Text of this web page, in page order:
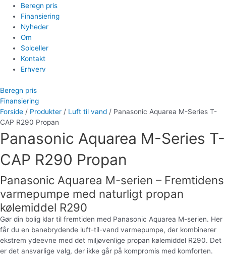
Beregn pris
Finansiering
Nyheder
Om
Solceller
Kontakt
Erhverv
Beregn pris
Finansiering
Forside / Produkter / Luft til vand / Panasonic Aquarea M-Series T-
CAP R290 Propan
Panasonic Aquarea M-Series T-
CAP R290 Propan
Panasonic Aquarea M-serien – Fremtidens
varmepumpe med naturligt propan
kølemiddel R290
Gør din bolig klar til fremtiden med Panasonic Aquarea M-serien. Her
får du en banebrydende luft-til-vand varmepumpe, der kombinerer
ekstrem ydeevne med det miljøvenlige propan kølemiddel R290. Det
er det ansvarlige valg, der ikke går på kompromis med komforten.